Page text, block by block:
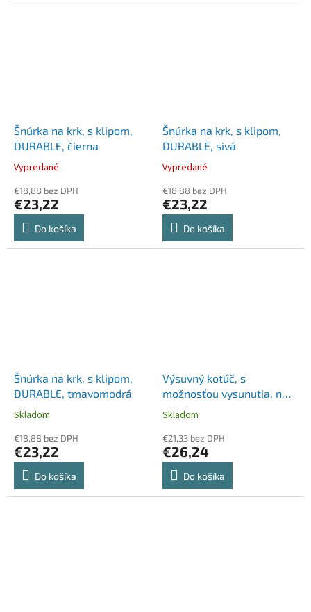
Šnúrka na krk, s klipom,
DURABLE, čierna
Vypredané
€18,88 bez DPH
€23,22
Do košíka
Šnúrka na krk, s klipom,
DURABLE, sivá
Vypredané
€18,88 bez DPH
€23,22
Do košíka
Šnúrka na krk, s klipom,
DURABLE, tmavomodrá
Skladom
€18,88 bez DPH
€23,22
Do košíka
Výsuvný kotúč, s
možnosťou vysunutia, na
patent, DURABLE, čierny
Skladom
€21,33 bez DPH
€26,24
Do košíka